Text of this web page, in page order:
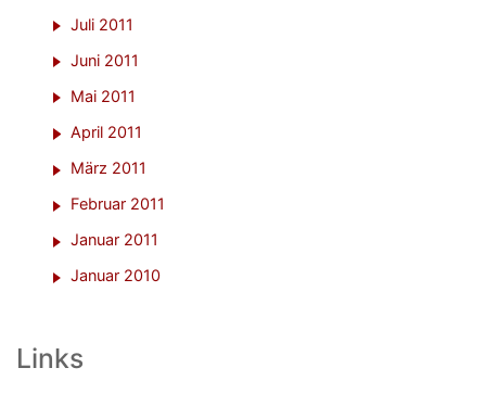
Juli 2011
Juni 2011
Mai 2011
April 2011
März 2011
Februar 2011
Januar 2011
Januar 2010
Links